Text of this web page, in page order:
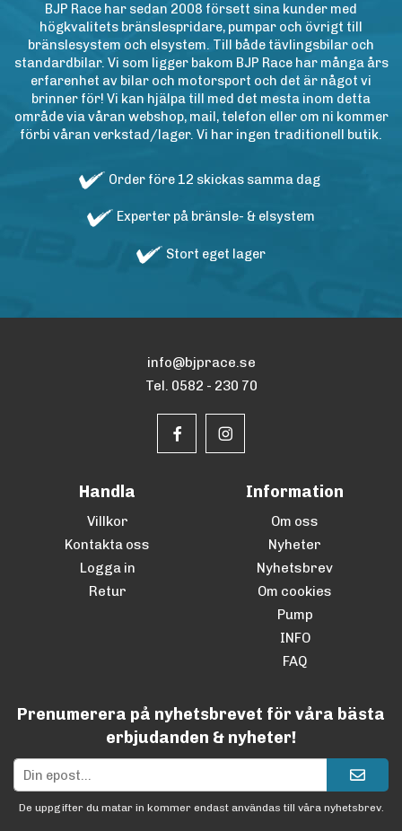
BJP Race har sedan 2008 försett sina kunder med
högkvalitets bränslespridare, pumpar och övrigt till
bränslesystem och elsystem. Till både tävlingsbilar och
standardbilar. Vi som ligger bakom BJP Race har många års
erfarenhet av bilar och motorsport och det är något vi
brinner för! Vi kan hjälpa till med det mesta inom detta
område via våran webshop, mail, telefon eller om ni kommer
förbi våran verkstad/lager. Vi har ingen traditionell butik.
Order före 12 skickas samma dag
Experter på bränsle- & elsystem
Stort eget lager
info@bjprace.se
Tel. 0582 - 230 70
Handla
Villkor
Kontakta oss
Logga in
Retur
Information
Om oss
Nyheter
Nyhetsbrev
Om cookies
Pump
INFO
FAQ
Prenumerera på nyhetsbrevet för våra bästa
erbjudanden & nyheter!
De uppgifter du matar in kommer endast användas till våra nyhetsbrev.